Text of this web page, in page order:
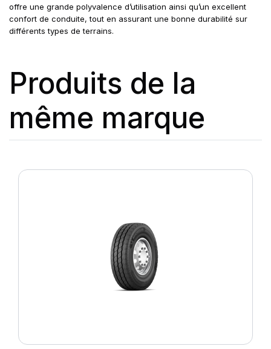
offre une grande polyvalence d’utilisation ainsi qu’un excellent
confort de conduite, tout en assurant une bonne durabilité sur
différents types de terrains.
Produits de la
même marque